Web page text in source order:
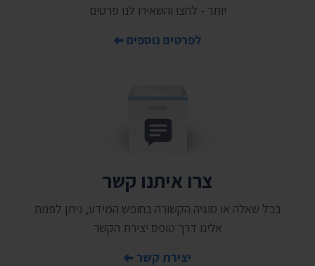
יותר - לחצו והשאירו לנו פרטים
לפרטים נוספים
צרו איתנו קשר
בכל שאלה או סוגיה הקשורה בחופש המידע, ניתן לפנות
אלינו דרך טופס יצירת הקשר
יצירת קשר